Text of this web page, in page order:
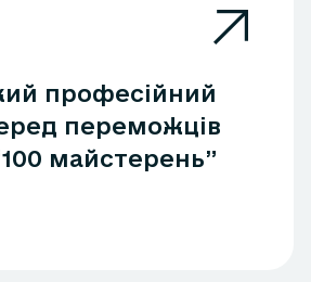
професійний
переможців
майстерень”